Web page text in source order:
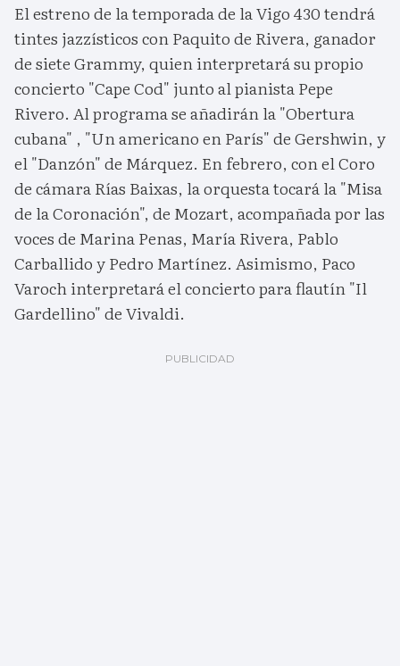
El estreno de la temporada de la Vigo 430 tendrá
tintes jazzísticos con Paquito de Rivera, ganador
de siete Grammy, quien interpretará su propio
concierto "Cape Cod" junto al pianista Pepe
Rivero. Al programa se añadirán la "Obertura
cubana" , "Un americano en París" de Gershwin, y
el "Danzón" de Márquez. En febrero, con el Coro
de cámara Rías Baixas, la orquesta tocará la "Misa
de la Coronación", de Mozart, acompañada por las
voces de Marina Penas, María Rivera, Pablo
Carballido y Pedro Martínez. Asimismo, Paco
Varoch interpretará el concierto para flautín "Il
Gardellino" de Vivaldi.